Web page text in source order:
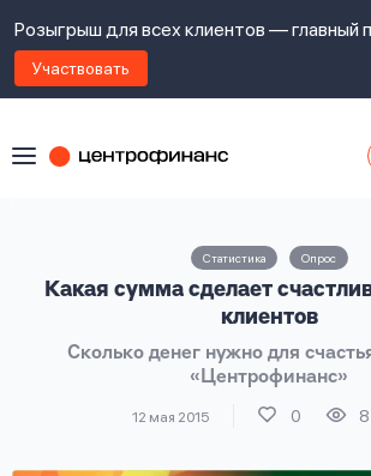
Розыгрыш для всех клиентов — главный
Участвовать
Статистика Опрос
Какая сумма сделает
клиентов
Сколько денег нужно для
«Центрофинанс»
12 мая 2015 0
Наши с
займов,